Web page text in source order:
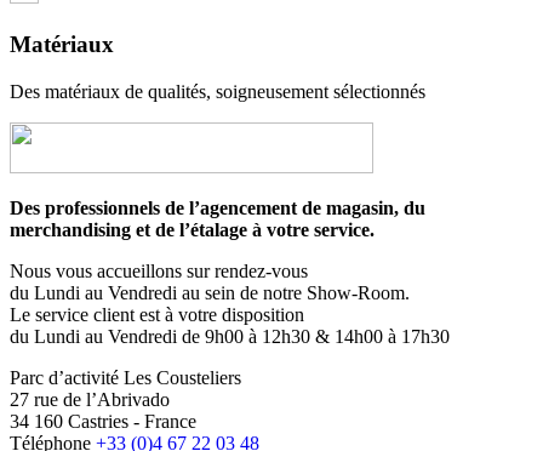
Matériaux
Des matériaux de qualités, soigneusement sélectionnés
Des professionnels de l’agencement de magasin, du
merchandising et de l’étalage à votre service.
Nous vous accueillons sur rendez-vous
du Lundi au Vendredi au sein de notre Show-Room.
Le service client est à votre disposition
du Lundi au Vendredi de 9h00 à 12h30 & 14h00 à 17h30
Parc d’activité Les Cousteliers
27 rue de l’Abrivado
34 160 Castries - France
Téléphone +33 (0)4 67 22 03 48